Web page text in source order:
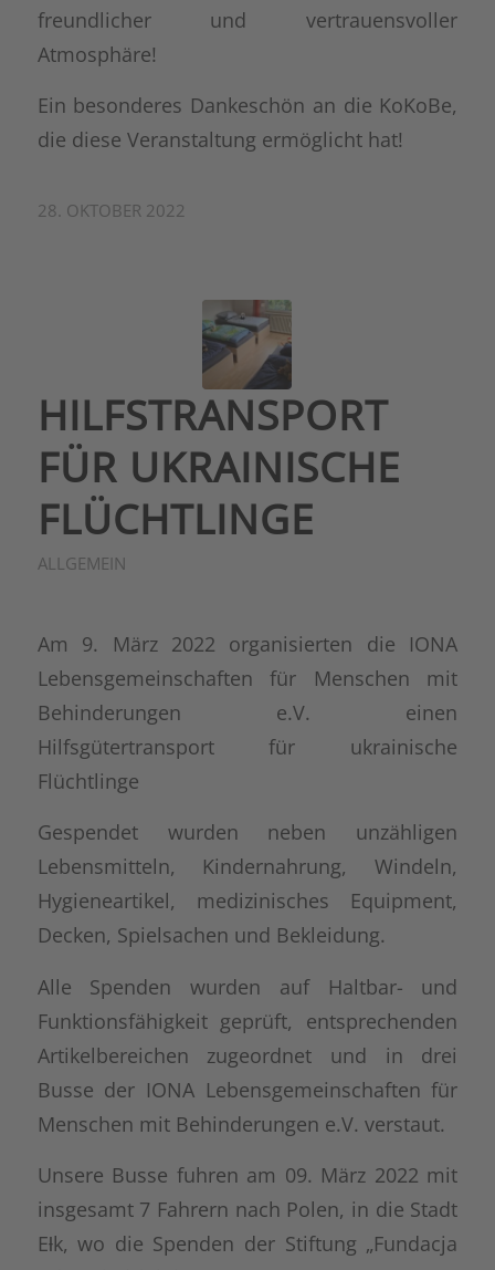
freundlicher und vertrauensvoller
Atmosphäre!
Ein besonderes Dankeschön an die KoKoBe,
die diese Veranstaltung ermöglicht hat!
28. OKTOBER 2022
HILFSTRANSPORT
FÜR UKRAINISCHE
FLÜCHTLINGE
ALLGEMEIN
Am 9. März 2022 organisierten die IONA
Lebensgemeinschaften für Menschen mit
Behinderungen e.V. einen
Hilfsgütertransport für ukrainische
Flüchtlinge
Gespendet wurden neben unzähligen
Lebensmitteln, Kindernahrung, Windeln,
Hygieneartikel, medizinisches Equipment,
Decken, Spielsachen und Bekleidung.
Alle Spenden wurden auf Haltbar- und
Funktionsfähigkeit geprüft, entsprechenden
Artikelbereichen zugeordnet und in drei
Busse der IONA Lebensgemeinschaften für
Menschen mit Behinderungen e.V. verstaut.
Unsere Busse fuhren am 09. März 2022 mit
insgesamt 7 Fahrern nach Polen, in die Stadt
Eƚk, wo die Spenden der Stiftung „Fundacja